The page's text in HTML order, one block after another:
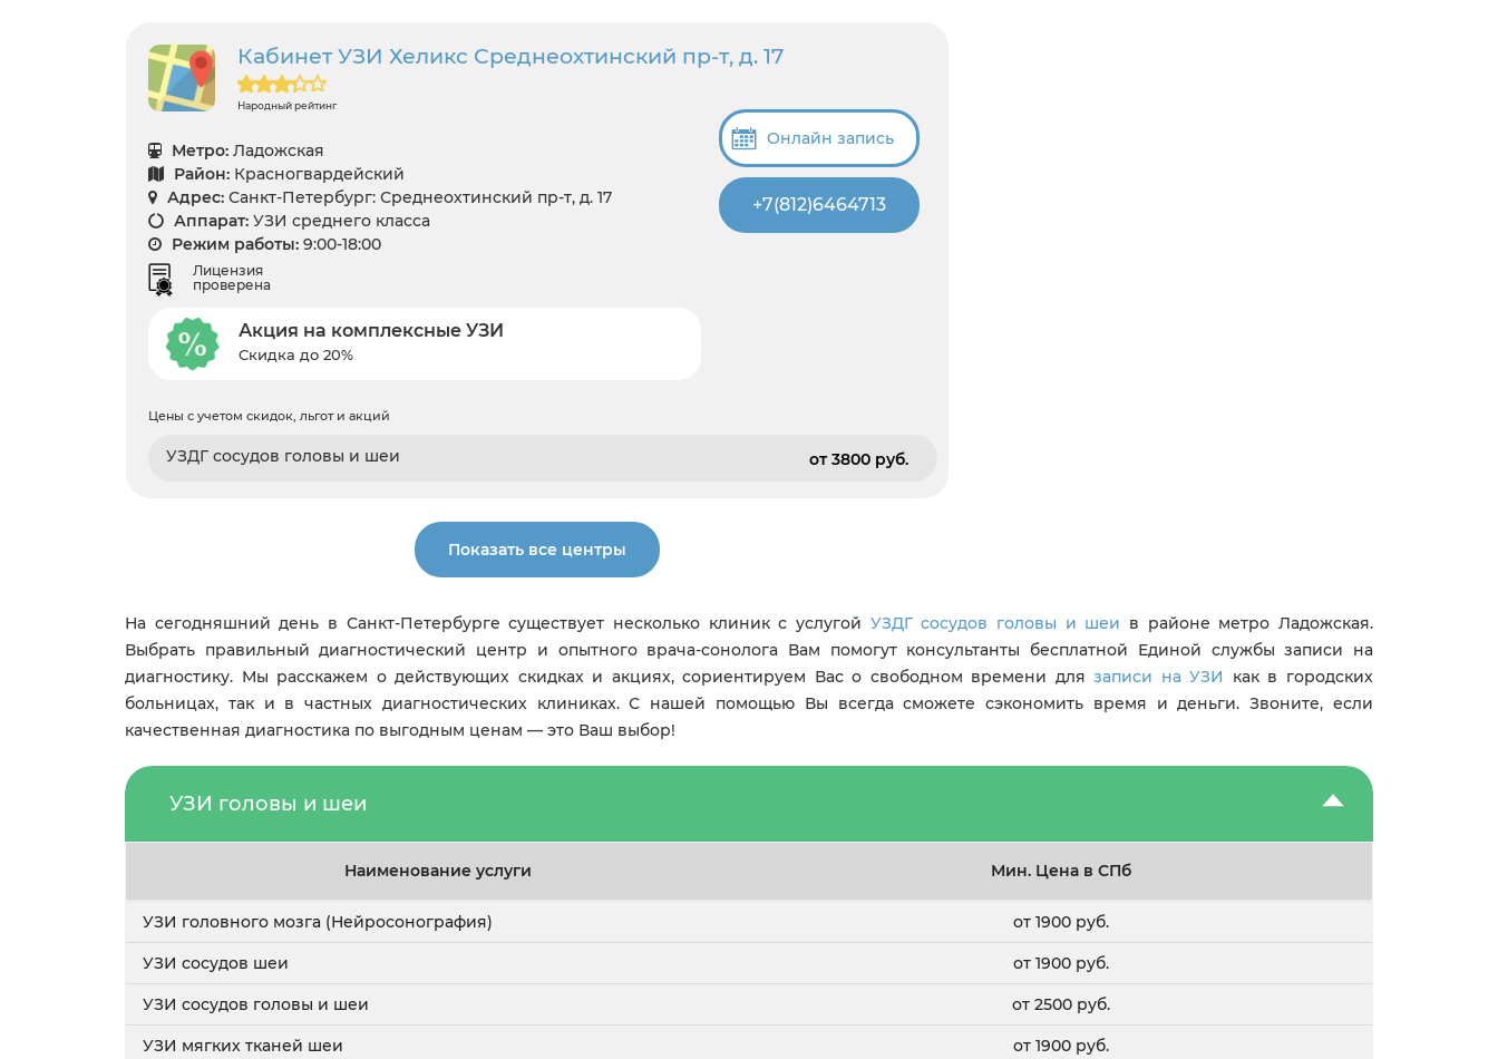
Кабинет УЗИ Хеликс Среднеохтинский пр-т, д. 17
Народный рейтинг
Метро: Ладожская
Район: Красногвардейский
Адрес: Санкт-Петербург: Среднеохтинский пр-т, д. 17
Аппарат: УЗИ среднего класса
Режим работы: 9:00-18:00
Лицензия
проверена
Акция на комплексные УЗИ
Скидка до 20%
Онлайн запись
+7(812)6464713
Цены с учетом скидок, льгот и акций
УЗДГ сосудов головы и шеи от 3800 pуб.
Показать все центры
На сегодняшний день в Санкт-Петербурге существует несколько клиник с услугой УЗДГ сосудов головы и шеи в районе метро Ладожская.
Выбрать правильный диагностический центр и опытного врача-сонолога Вам помогут консультанты бесплатной Единой службы записи на
диагностику. Мы расскажем о действующих скидках и акциях, сориентируем Вас о свободном времени длязаписи на УЗИ
как в городских
больницах, так и в частных диагностических клиниках. С нашей помощью Вы всегда сможете сэкономить время и деньги. Звоните, если
качественная диагностика по выгодным ценам — это Ваш выбор!
УЗИ головы и шеи
Наименование услуги Мин. Цена в СПб
УЗИ головного мозга (Нейросонография) от 1900 руб.
УЗИ сосудов шеи от 1900 руб.
УЗИ сосудов головы и шеи от 2500 руб.
УЗИ мягких тканей шеи от 1900 руб.